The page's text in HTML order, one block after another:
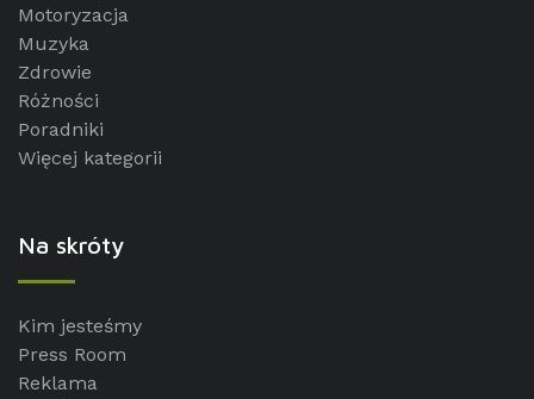
Motoryzacja
Muzyka
Zdrowie
Różności
Poradniki
Więcej kategorii
Na skróty
Kim jesteśmy
Press Room
Reklama